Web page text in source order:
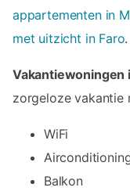
appartementen in
met uitzicht in Faro.
Vakantiewoningen
zorgeloze vakantie
WiFi
Balkon